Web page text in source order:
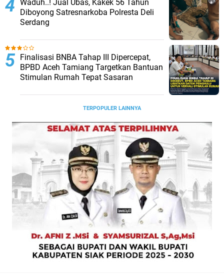
Waduh..! Jual Ubas, Kakek 56 Tahun
Diboyong Satresnarkoba Polresta Deli
Serdang
Finalisasi BNBA Tahap III Dipercepat,
BPBD Aceh Tamiang Targetkan Bantuan
Stimulan Rumah Tepat Sasaran
TERPOPULER LAINNYA